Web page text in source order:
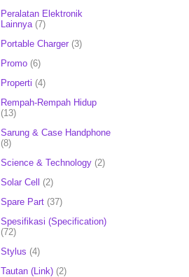
Peralatan Elektronik
Lainnya (7)
Portable Charger (3)
Promo (6)
Properti (4)
Rempah-Rempah Hidup
(13)
Sarung & Case Handphone
(8)
Science & Technology (2)
Solar Cell (2)
Spare Part (37)
Spesifikasi (Specification)
(72)
Stylus (4)
Tautan (Link) (2)